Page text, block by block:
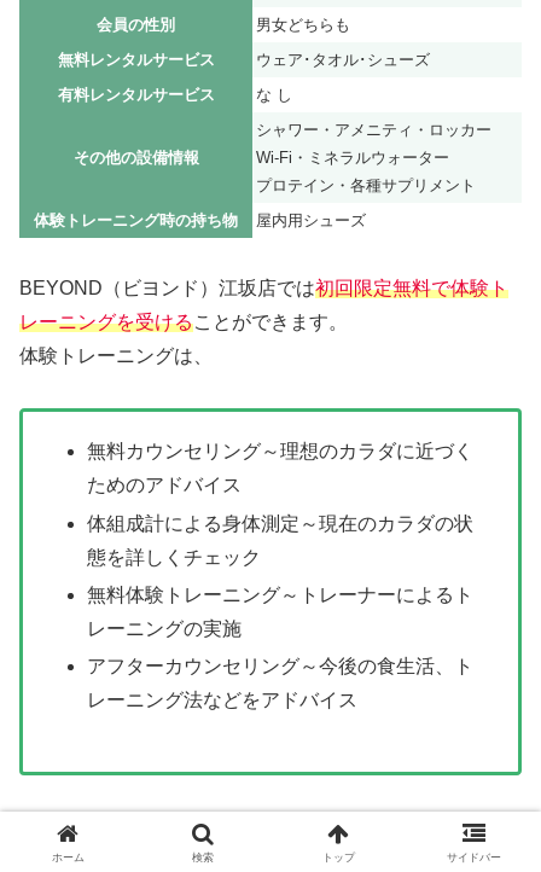
会員の性別
男女どちらも
無料レンタルサービス
ウェア･タオル･シューズ
有料レンタルサービス
な し
その他の設備情報
シャワー・アメニティ・ロッカー
Wi-Fi・ミネラルウォーター
プロテイン・各種サプリメント
体験トレーニング時の持ち物
屋内用シューズ
BEYOND（ビヨンド）江坂店では初回限定無料で体験ト
レーニングを受けることができます。
体験トレーニングは、
無料カウンセリング～理想のカラダに近づく
ためのアドバイス
体組成計による身体測定～現在のカラダの状
態を詳しくチェック
無料体験トレーニング～トレーナーによるト
レーニングの実施
アフターカウンセリング～今後の食生活、ト
レーニング法などをアドバイス
と、本当にお得な内容になっています。
ホーム 検索 トップ サイドバー